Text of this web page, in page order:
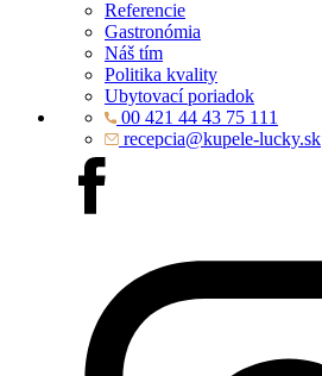
Referencie
Gastronómia
Náš tím
Politika kvality
Ubytovací poriadok
00 421 44 43 75 111
recepcia@kupele-lucky.sk